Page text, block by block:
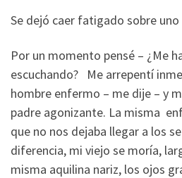
Se dejó caer fatigado sobre
Por un momento pensé – ¿Me
escuchando? Me arrepentí
hombre enfermo – me dije – y
padre agonizante. La misma
que no nos dejaba llegar a los
diferencia, mi viejo se moría,
misma aquilina nariz, los ojos